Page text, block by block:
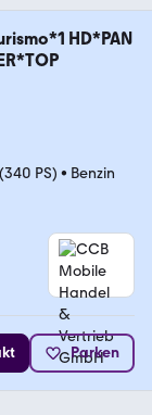
HD*PAN
PS) • Benzin
Parken